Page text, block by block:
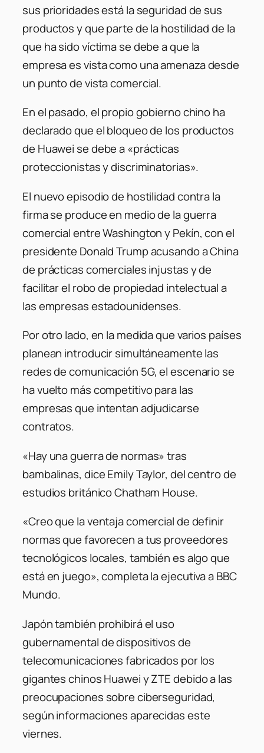
sus prioridades está la seguridad de sus
productos y que parte de la hostilidad de la
que ha sido víctima se debe a que la
empresa es vista como una amenaza desde
un punto de vista comercial.
En el pasado, el propio gobierno chino ha
declarado que el bloqueo de los productos
de Huawei se debe a «prácticas
proteccionistas y discriminatorias».
El nuevo episodio de hostilidad contra la
firma se produce en medio de la guerra
comercial entre Washington y Pekín, con el
presidente Donald Trump acusando a China
de prácticas comerciales injustas y de
facilitar el robo de propiedad intelectual a
las empresas estadounidenses.
Por otro lado, en la medida que varios países
planean introducir simultáneamente las
redes de comunicación 5G, el escenario se
ha vuelto más competitivo para las
empresas que intentan adjudicarse
contratos.
«Hay una guerra de normas» tras
bambalinas, dice Emily Taylor, del centro de
estudios británico Chatham House.
«Creo que la ventaja comercial de definir
normas que favorecen a tus proveedores
tecnológicos locales, también es algo que
está en juego», completa la ejecutiva a BBC
Mundo.
Japón también prohibirá el uso
gubernamental de dispositivos de
telecomunicaciones fabricados por los
gigantes chinos Huawei y ZTE debido a las
preocupaciones sobre ciberseguridad,
según informaciones aparecidas este
viernes.